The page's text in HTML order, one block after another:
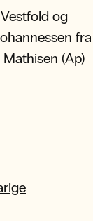
og
fra
(Ap)